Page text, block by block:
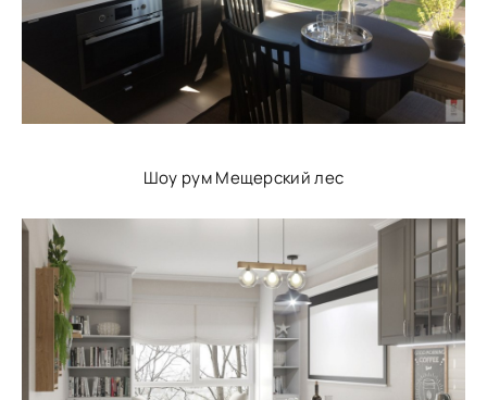
Шоу рум Мещерский лес